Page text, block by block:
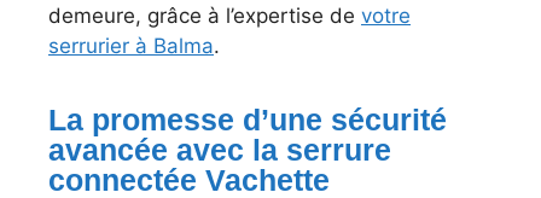
demeure, grâce à l’expertise de votre
serrurier à Balma.
La promesse d’une sécurité
avancée avec la serrure
connectée Vachette